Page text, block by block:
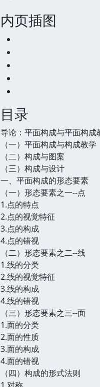
内页插图
目录
导论：平面构成与平面构成
（一）平面构成与构成教学
（二）构成与图案
（三）构成与设计
一、平面构成的形态要素
（一）形态要素之一--点
1.点的特点
2.点的视觉特征
3.点的构成
4.点的错视
（二）形态要素之二--线
1.线的分类
2.线的视觉特征
3.线的构成
4.线的错视
（三）形态要素之三--面
1.面的分类
2.面的性质
3.面的构成
4.面的错视
（四）构成的形式法则